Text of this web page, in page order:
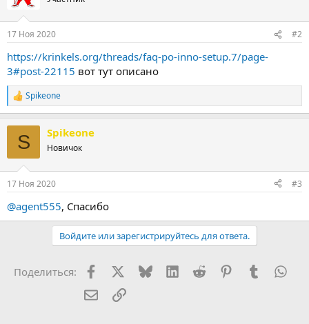
17 Ноя 2020 #2
https://krinkels.org/threads/faq-po-inno-setup.7/page-
3#post-22115 вот тут описано
Р
е
Spikeone
S Spikeone
Новичок
17 Ноя 2020 #3
@agent555, Спасибо
Войдите или зарегистрируйтесь для ответа.
Поделиться: FacebookX (Twitter)
BlueskyLinkedInReddit PinterestTumblr
Электронная почта
Ссылка